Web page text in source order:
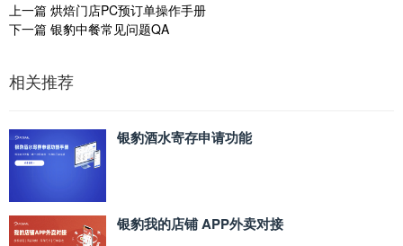
上一篇 烘焙门店PC预订单操作手册
下一篇 银豹中餐常见问题QA
相关推荐
银豹酒水寄存申请功能
银豹我的店铺 APP外卖对接